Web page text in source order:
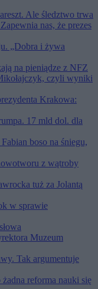
Ale śledztwo trwa
nas, że prezes
„Dobra i żywa
na pieniądze z NFZ
czyli wyniki
Krakowa:
17 mld dol. dla
boso na śniegu,
z wątroby
tuż za Jolantą
w sprawie
Muzeum
Tak argumentuje
reforma nauki się